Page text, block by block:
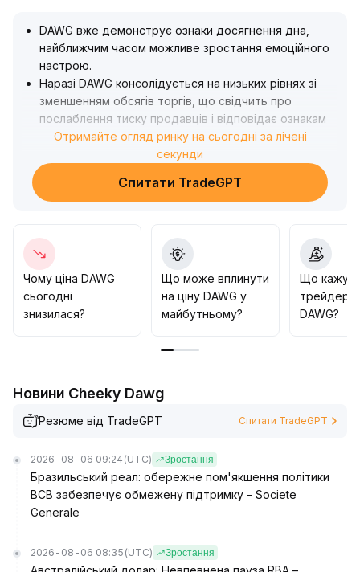
DAWG вже демонструє ознаки досягнення дна,
найближчим часом можливе зростання емоційного
настрою.
Наразі DAWG консолідується на низьких рівнях зі
зменшенням обсягів торгів, що свідчить про
послаблення тиску продавців і відповідає ознакам
формування ринкового дна.
У короткостроковій перспективі DAWG може
слідувати за ринком у відскоку, очікується, що ціна
поступово досягне ключових рівнів опору на тлі
показників, це зростання, ймовірно, залишиться
переважно емоційним, тому не слід переоцінювати
середньострокову і довгострокову вартість
Інвесторам варто уважно стежити за змінною
ринковою емоцією і технічними сигналами, щоб
але при цьому обережно оцінювати
Отримайте огляд ринку на сьогодні за лічені
секунди
Спитати TradeGPT
Чому ціна DAWG
сьогодні
знизилася?
Що може вплинути
на ціну DAWG у
майбутньому?
Що
трейдери
DAWG?
Новини Cheeky Dawg
Резюме від TradeGPT Спитати TradeGPT
2026-08-06 09:24 (UTC) Зростання
Бразильський реал: обережне пом'якшення політики
BCB забезпечує обмежену підтримку – Societe
Generale
2026-08-06 08:35 (UTC) Зростання